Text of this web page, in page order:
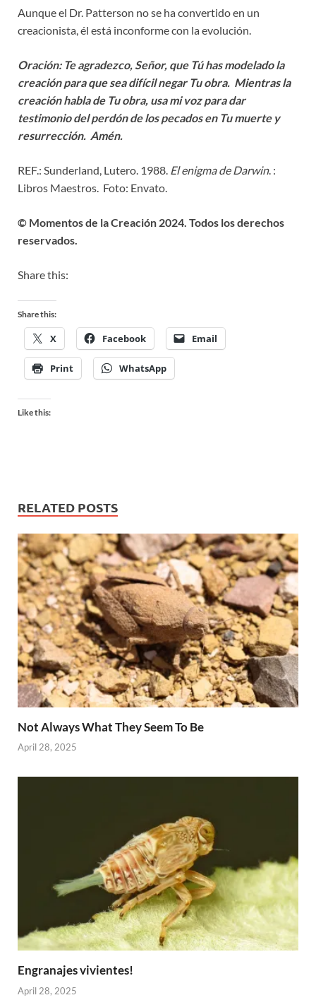
Aunque el Dr. Patterson no se ha convertido en un
creacionista, él está inconforme con la evolución.
Oración: Te agradezco, Señor, que Tú has modelado la
creación para que sea difícil negar Tu obra. Mientras la
creación habla de Tu obra, usa mi voz para dar
testimonio del perdón de los pecados en Tu muerte y
resurrección. Amén.
REF.: Sunderland, Lutero. 1988. El enigma de Darwin. :
Libros Maestros. Foto: Envato.
© Momentos de la Creación 2024. Todos los derechos
reservados.
Share this:
Share this:
X Facebook Email
Print WhatsApp
Like this:
RELATED POSTS
Not Always What They Seem To Be
April 28, 2025
Engranajes vivientes!
April 28, 2025